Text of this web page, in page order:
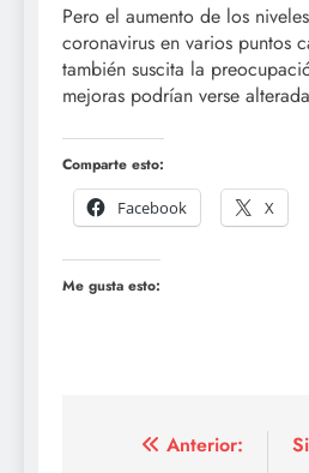
Pero el aumento de los
coronavirus en varios puntos
también suscita la
mejoras podrían verse
Comparte esto:
Facebook
X
Me gusta esto:
Navegación
Anterior: